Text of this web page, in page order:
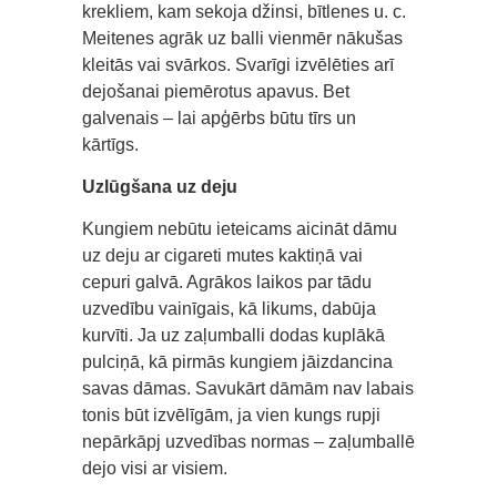
krekliem, kam sekoja džinsi, bītlenes u. c.
Meitenes agrāk uz balli vienmēr nākušas
kleitās vai svārkos. Svarīgi izvēlēties arī
dejošanai piemērotus apavus. Bet
galvenais – lai apģērbs būtu tīrs un
kārtīgs.
Uzlūgšana uz deju
Kungiem nebūtu ieteicams aicināt dāmu
uz deju ar cigareti mutes kaktiņā vai
cepuri galvā. Agrākos laikos par tādu
uzvedību vainīgais, kā likums, dabūja
kurvīti. Ja uz zaļumballi dodas kuplākā
pulciņā, kā pirmās kungiem jāizdancina
savas dāmas. Savukārt dāmām nav labais
tonis būt izvēlīgām, ja vien kungs rupji
nepārkāpj uzvedības normas – zaļumballē
dejo visi ar visiem.